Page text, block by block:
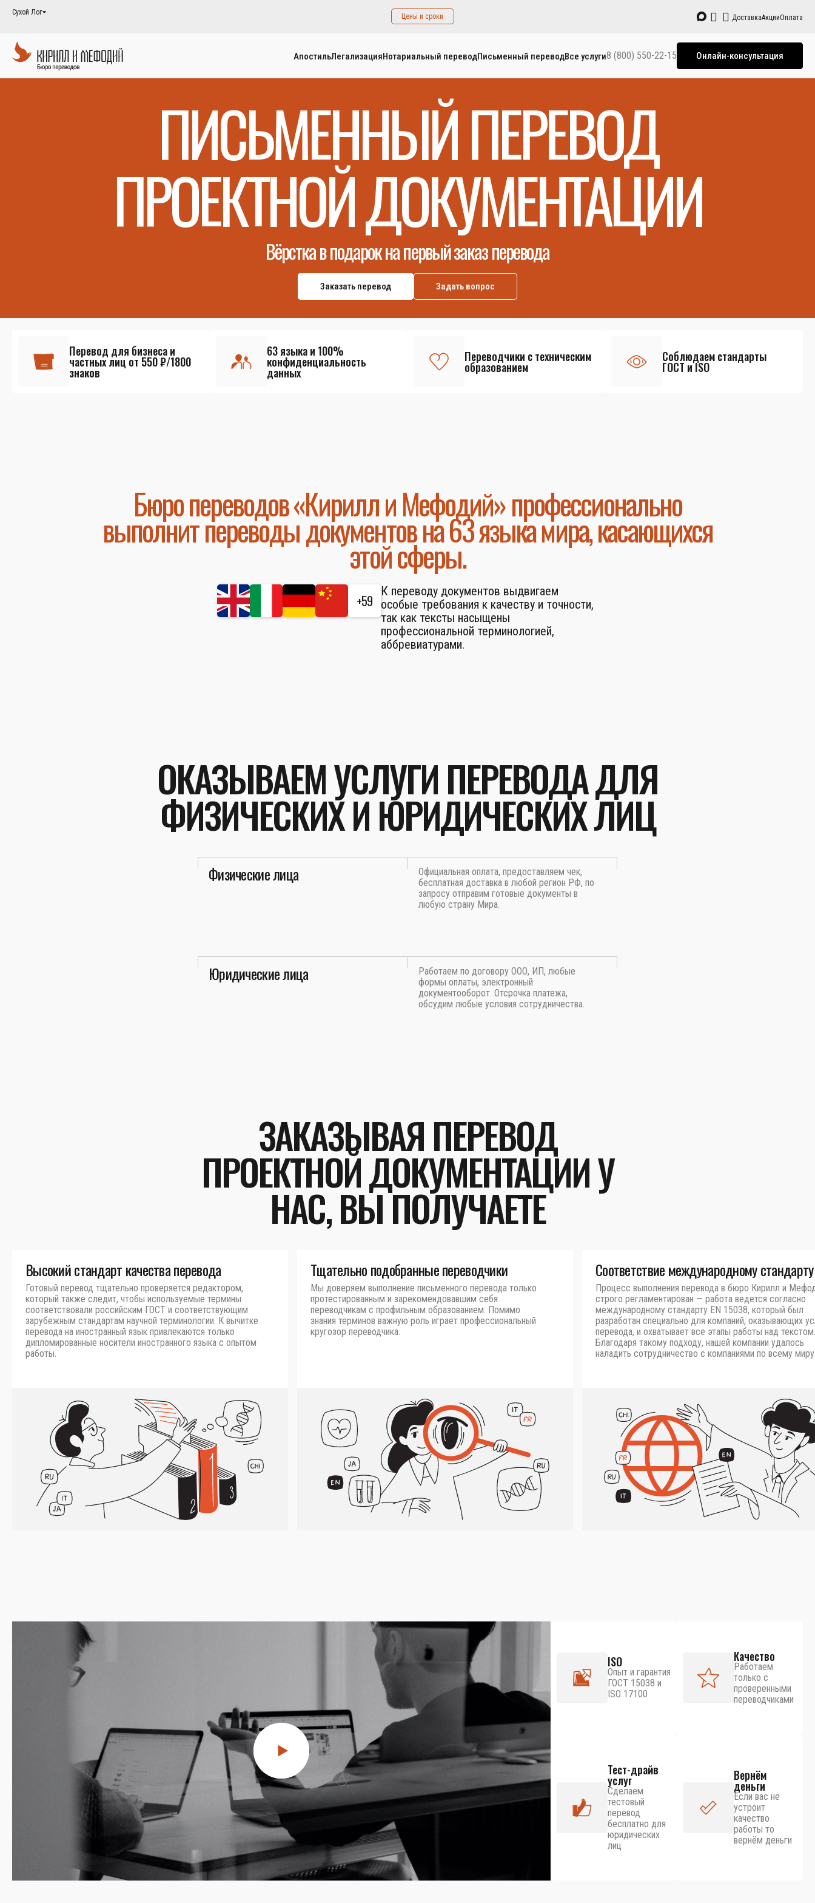
Сухой Лог Цены и сроки ДоставкаАкцииОплата
АпостильЛегализацияНотариальный переводПисьменный переводВсе услуги8 (800) 550-22-15 Онлайн-консультация
ПИСЬМЕННЫЙ ПЕРЕВОД
ПРОЕКТНОЙ ДОКУМЕНТАЦИИ
Вёрстка в подарок на первый заказ перевода
Заказать перевод Задать вопрос
Перевод для бизнеса и
частных лиц от 550 ₽/1800
знаков
63 языка и 100%
конфиденциальность
данных
Переводчики с техническим
образованием
Соблюдаем стандарты
ГОСТ и ISO
Бюро переводов «Кирилл и Мефодий» профессионально
выполнит переводы документов на 63 языка мира, касающихся
этой сферы.
+59
К переводу документов выдвигаем
особые требования к качеству и точности,
так как тексты насыщены
профессиональной терминологией,
аббревиатурами.
ОКАЗЫВАЕМ УСЛУГИ ПЕРЕВОДА ДЛЯ
ФИЗИЧЕСКИХ И ЮРИДИЧЕСКИХ ЛИЦ
Физические лица
Официальная оплата, предоставляем чек,
бесплатная доставка в любой регион РФ, по
запросу отправим готовые документы в
любую страну Мира.
Юридические лица
Работаем по договору ООО, ИП, любые
формы оплаты, электронный
документооборот. Отсрочка платежа,
обсудим любые условия сотрудничества.
ЗАКАЗЫВАЯ ПЕРЕВОД
ПРОЕКТНОЙ ДОКУМЕНТАЦИИ У
НАС, ВЫ ПОЛУЧАЕТЕ
Высокий стандарт качества перевода
Готовый перевод тщательно проверяется редактором,
который также следит, чтобы используемые термины
соответствовали российским ГОСТ и соответствующим
зарубежным стандартам научной терминологии. К вычитке
перевода на иностранный язык привлекаются только
дипломированные носители иностранного языка с опытом
работы.
Тщательно подобранные переводчики
Мы доверяем выполнение письменного перевода только
протестированным и зарекомендовавшим себя
переводчикам с профильным образованием. Помимо
знания терминов важную роль играет профессиональный
кругозор переводчика.
Соответствие международному стандарту
Процесс выполнения перевода в бюро Кирилл и
строго регламентирован — работа ведется согласно
международному стандарту EN 15038, который был
разработан специально для компаний, оказывающих
перевода, и охватывает все этапы работы над текстом.
Благодаря такому подходу, нашей компании удалось
наладить сотрудничество с компаниями по всему
ISO
Опыт и гарантия
ГОСТ 15038 и
ISO 17100
Качество
Работаем
только с
проверенными
переводчиками
Тест-драйв
услуг
Сделаем
тестовый
перевод
бесплатно для
юридических
лиц
Вернём
деньги
Если вас не
устроит
качество
работы то
вернём деньги